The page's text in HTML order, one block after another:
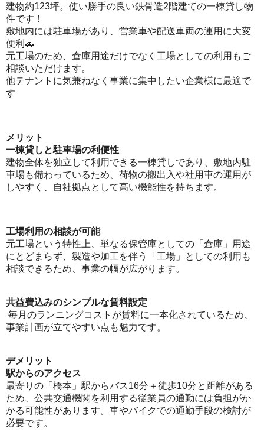
建物約123坪。使い勝手の良い鉄骨造2階建ての一棟貸し物
件です！
敷地内には駐車場があり、営業車や配送車両の運用に大変
便利🚗
元工場のため、倉庫用途だけでなく工場としての利用もご
相談いただけます。
他テナントに気兼ねなく事業に集中したい企業様に最適で
す
メリット
一棟貸しと駐車場の利便性
建物全体を独立して利用できる一棟貸しであり、敷地内駐
車場も備わっているため、荷物の搬出入や社用車の運用が
しやすく、自社拠点として高い機能性を持ちます。
工場利用の相談が可能
元工場という特性上、単なる保管庫としての「倉庫」用途
にとどまらず、製造や加工を伴う「工場」としての利用も
相談できるため、事業の幅が広がります。
共益費込みのシンプルな賃料設定
毎月のランニングコストが賃料に一本化されているため、
事業計画が立てやすい点も魅力です。
デメリット
駅からのアクセス
最寄りの「橋本」駅からバス16分＋徒歩10分と距離がある
ため、公共交通機関を利用する従業員の通勤には負担がか
かる可能性があります。車やバイクでの通勤手段の検討が
必要です。